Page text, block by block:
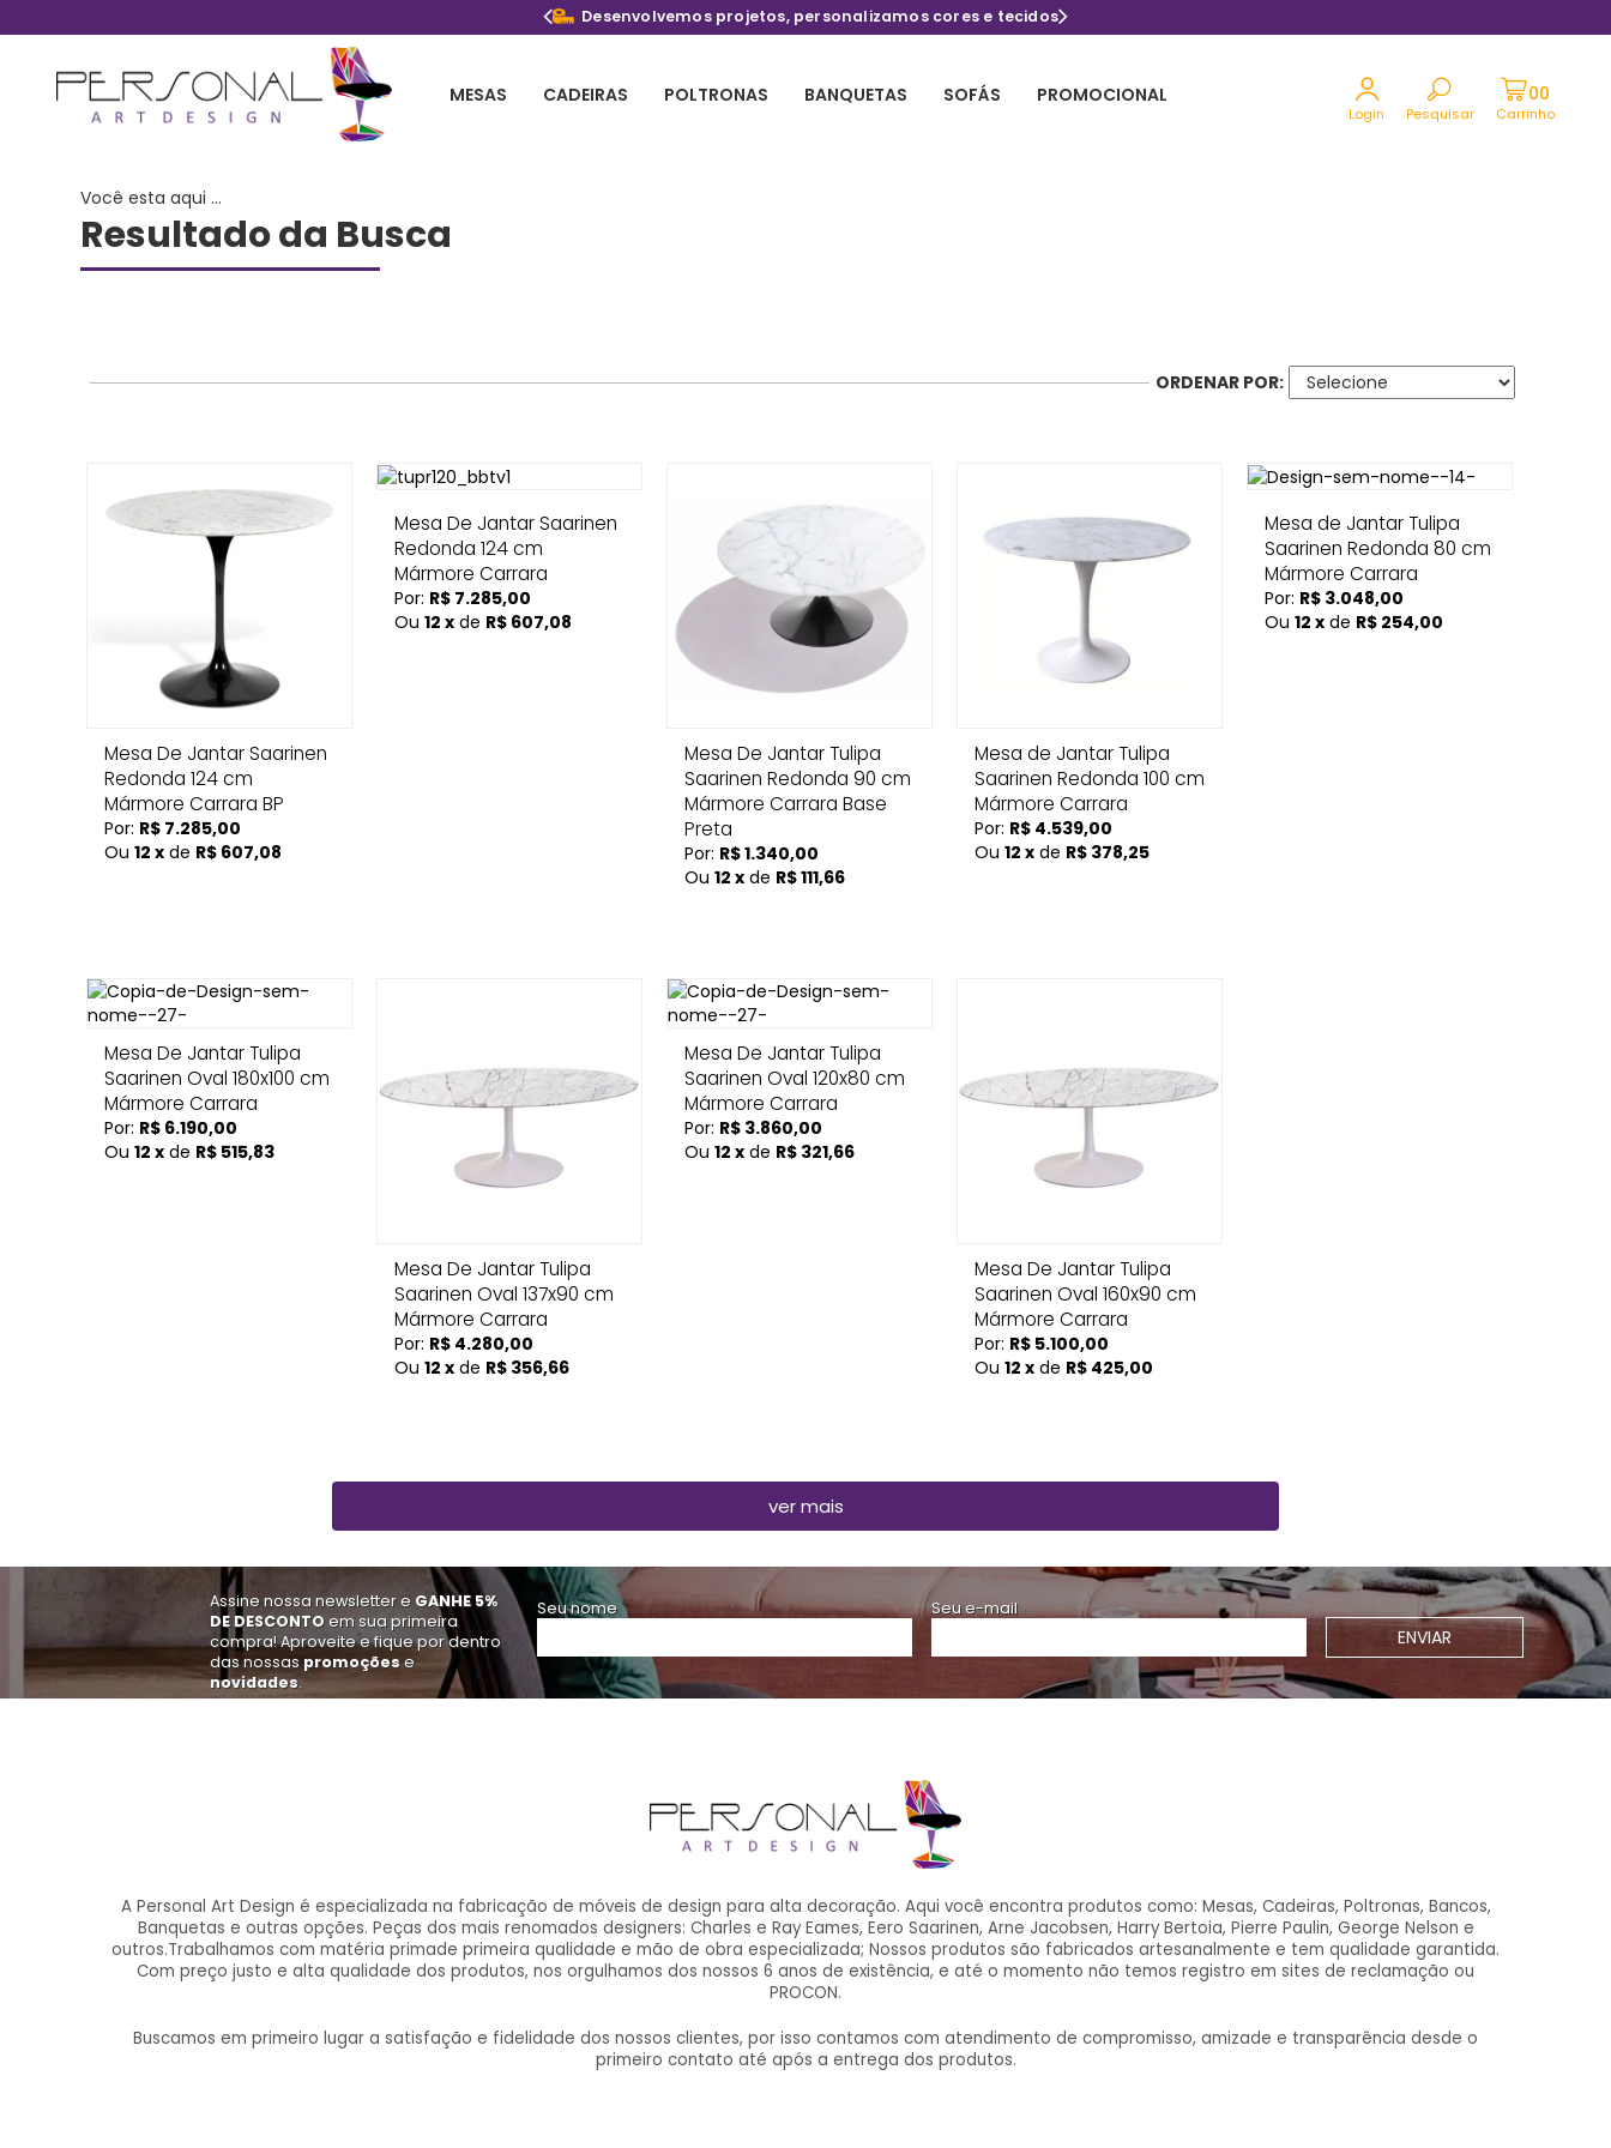
Desenvolvemos projetos, personalizamos cores e tecidos
MESAS CADEIRAS POLTRONAS BANQUETAS SOFÁS PROMOCIONAL
Login Pesquisar Carrinho
Você esta aqui ...
Resultado da Busca
ORDENAR POR:
Mesa De Jantar Saarinen
Redonda 124 cm
Mármore Carrara BP
Por: R$ 7.285,00
Ou 12 x de R$ 607,08
Mesa De Jantar Saarinen
Redonda 124 cm
Mármore Carrara
Por: R$ 7.285,00
Ou 12 x de R$ 607,08
Mesa De Jantar Tulipa
Saarinen Redonda 90 cm
Mármore Carrara Base
Preta
Por: R$ 1.340,00
Ou 12 x de R$ 111,66
Mesa de Jantar Tulipa
Saarinen Redonda 100 cm
Mármore Carrara
Por: R$ 4.539,00
Ou 12 x de R$ 378,25
Mesa de Jantar Tulipa
Saarinen Redonda 80 cm
Mármore Carrara
Por: R$ 3.048,00
Ou 12 x de R$ 254,00
Mesa De Jantar Tulipa
Saarinen Oval 180x100 cm
Mármore Carrara
Por: R$ 6.190,00
Ou 12 x de R$ 515,83
Mesa De Jantar Tulipa
Saarinen Oval 137x90 cm
Mármore Carrara
Por: R$ 4.280,00
Ou 12 x de R$ 356,66
Mesa De Jantar Tulipa
Saarinen Oval 120x80 cm
Mármore Carrara
Por: R$ 3.860,00
Ou 12 x de R$ 321,66
Mesa De Jantar Tulipa
Saarinen Oval 160x90 cm
Mármore Carrara
Por: R$ 5.100,00
Ou 12 x de R$ 425,00
ver mais
Assine nossa newsletter e GANHE 5%
DE DESCONTOem sua primeira
compra! Aproveite e fique por dentro
das nossas promoçõese
novidades.
Seu nome Seu e-mail
ENVIAR
A Personal Art Design é especializada na fabricação de móveis de design para alta decoração. Aqui você encontra produtos como: Mesas, Cadeiras, Poltronas, Bancos,
Banquetas e outras opções. Peças dos mais renomados designers: Charles e Ray Eames, Eero Saarinen, Arne Jacobsen, Harry Bertoia, Pierre Paulin, George Nelson e
outros.Trabalhamos com matéria primade primeira qualidade e mão de obra especializada; Nossos produtos são fabricados artesanalmente e tem qualidade garantida.
Com preço justo e alta qualidade dos produtos, nos orgulhamos dos nossos 6 anos de existência, e até o momento não temos registro em sites de reclamação ou
PROCON.
Buscamos em primeiro lugar a satisfação e fidelidade dos nossos clientes, por isso contamos com atendimento de compromisso, amizade e transparência desde o
primeiro contato até após a entrega dos produtos.